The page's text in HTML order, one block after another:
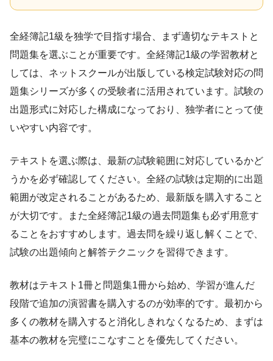
全経簿記1級を独学で目指す場合、まず適切なテキストと
問題集を選ぶことが重要です。全経簿記1級の学習教材と
しては、ネットスクールが出版している検定試験対応の問
題集シリーズが多くの受験者に活用されています。試験の
出題形式に対応した構成になっており、独学者にとって使
いやすい内容です。
テキストを選ぶ際は、最新の試験範囲に対応しているかど
うかを必ず確認してください。全経の試験は定期的に出題
範囲が改定されることがあるため、最新版を購入すること
が大切です。また全経簿記1級の過去問題集も必ず用意す
ることをおすすめします。過去問を繰り返し解くことで、
試験の出題傾向と解答テクニックを習得できます。
教材はテキスト1冊と問題集1冊から始め、学習が進んだ
段階で追加の演習書を購入するのが効率的です。最初から
多くの教材を購入すると消化しきれなくなるため、まずは
基本の教材を完璧にこなすことを優先してください。